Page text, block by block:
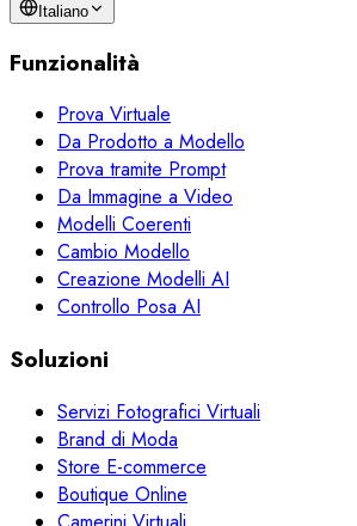
Italiano
Funzionalità
Prova Virtuale
Da Prodotto a Modello
Prova tramite Prompt
Da Immagine a Video
Modelli Coerenti
Cambio Modello
Creazione Modelli AI
Controllo Posa AI
Soluzioni
Servizi Fotografici Virtuali
Brand di Moda
Store E-commerce
Boutique Online